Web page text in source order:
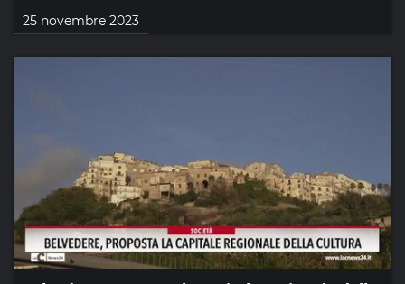
25 novembre 2023